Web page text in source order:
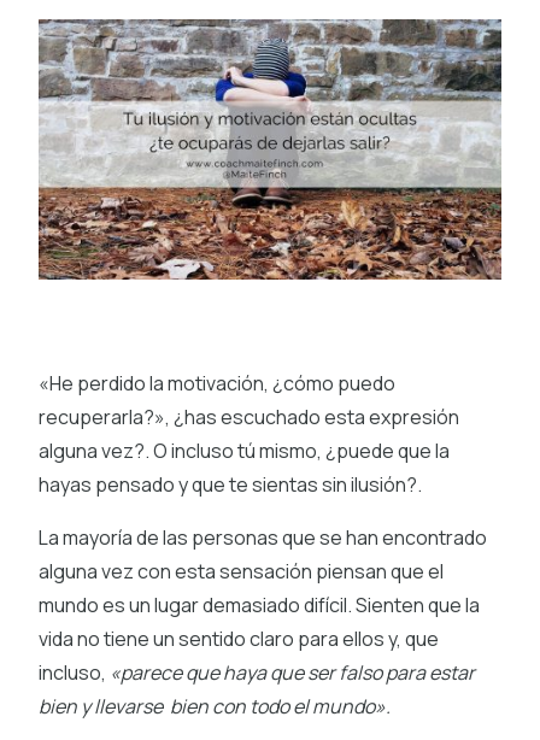
«He perdido la motivación, ¿cómo puedo
recuperarla?», ¿has escuchado esta expresión
alguna vez?. O incluso tú mismo, ¿puede que la
hayas pensado y que te sientas sin ilusión?.
La mayoría de las personas que se han encontrado
alguna vez con esta sensación piensan que el
mundo es un lugar demasiado difícil. Sienten que la
vida no tiene un sentido claro para ellos y, que
incluso, «parece que haya que ser falso para estar
bien y llevarse bien con todo el mundo».